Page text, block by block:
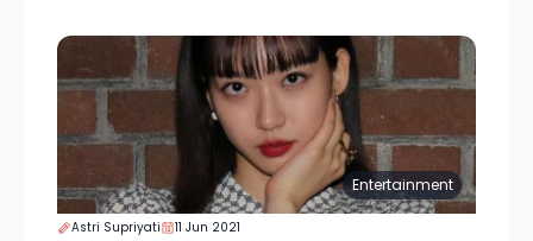
Entertainment
Astri Supriyati 11 Jun 2021